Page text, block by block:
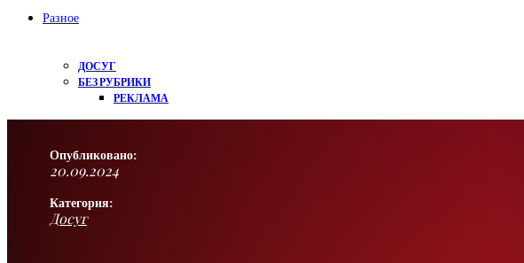
Разное
ДОСУГ
БЕЗ РУБРИКИ
РЕКЛАМА
Опубликовано:
20.09.2024
Категория:
Досуг